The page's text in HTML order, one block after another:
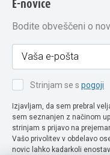
E-novice
Bodite obveščeni o
Strinjam se s pogoji
Izjavljam, da sem prebral
sem seznanjen z načinom
strinjam s prijavo na
Vašo privolitev v obdelavo
novic lahko kadarkoli